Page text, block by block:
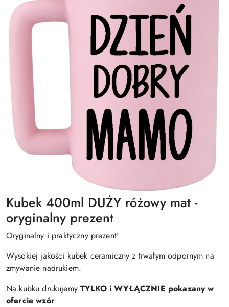
Kubek 400ml DUŻY różowy mat -
oryginalny prezent
Oryginalny i praktyczny prezent!
Wysokiej jakości kubek ceramiczny z trwałym odpornym na
zmywanie nadrukiem.
Na kubku drukujemyTYLKO i WYŁĄCZNIE pokazany w
ofercie wzór